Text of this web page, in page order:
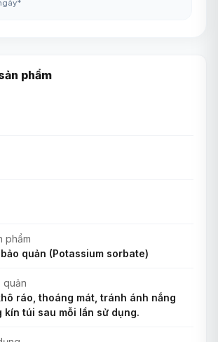
phẩm
phẩm
quản (Potassium sorbate)
quản
ráo, thoáng mát, tránh ánh nắng
túi sau mỗi lần sử dụng.